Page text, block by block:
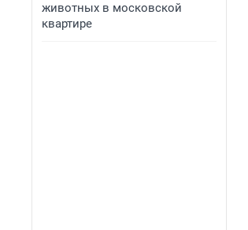
животных в московской
квартире